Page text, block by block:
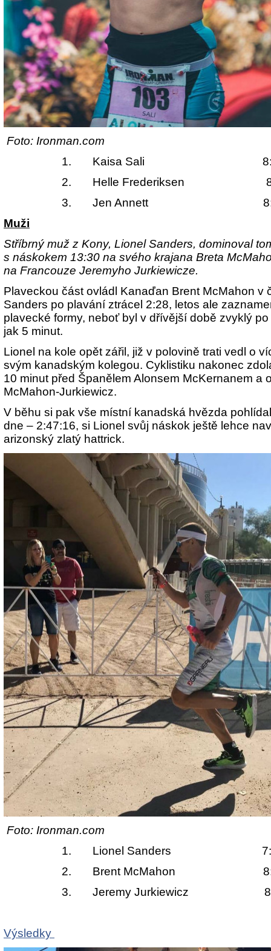
Foto: Ironman.com
1.
Kaisa Sali
2.
Helle Frederiksen
3.
Jen Annett
Muži
Stříbrný muž z Kony, Lionel Sanders, dominoval
s náskokem 13:30 na svého krajana Breta
na Francouze Jeremyho Jurkiewicze.
Plaveckou část ovládl Kanaďan Brent McMahon v
Sanders po plavání ztrácel 2:28, letos ale
plavecké formy, neboť byl v dřívější době zvyklý
jak 5 minut.
Lionel na kole opět zářil, již v polovině trati vedl o
svým kanadským kolegou. Cyklistiku nakonec
10 minut před Španělem Alonsem McKernanem a
McMahon-Jurkiewicz.
V běhu si pak vše místní kanadská hvězda
dne – 2:47:16, si Lionel svůj náskok ještě lehce
arizonský zlatý hattrick.
Foto: Ironman.com
1.
Lionel Sanders
2.
Brent McMahon
3.
Jeremy Jurkiewicz
Výsledky